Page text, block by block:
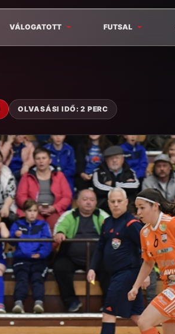
VÁLOGATOTT FUTSAL
OLVASÁSI IDŐ: 2 PERC